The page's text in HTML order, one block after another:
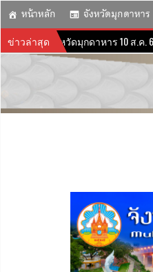
หน้าหลัก จังหวัดมุกดาหาร
ข่าวล่าสุด
หารจังหวัดมุกดาหาร 10 ส.ค. 69